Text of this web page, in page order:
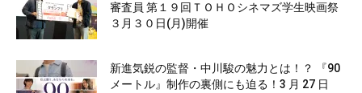
審査員 第１９回ＴＯＨＯシネマズ学生映画祭
３月３０日(月)開催
新進気鋭の監督・中川駿の魅力とは！？ 『90
メートル』制作の裏側にも迫る！3 月 27 日